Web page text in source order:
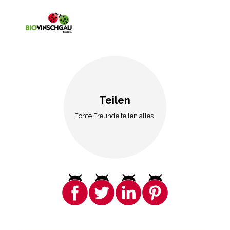
Teilen
Echte Freunde teilen alles.